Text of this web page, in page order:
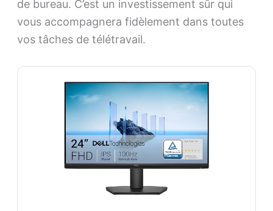
de bureau. C’est un investissement sûr qui
vous accompagnera fidèlement dans toutes
vos tâches de télétravail.